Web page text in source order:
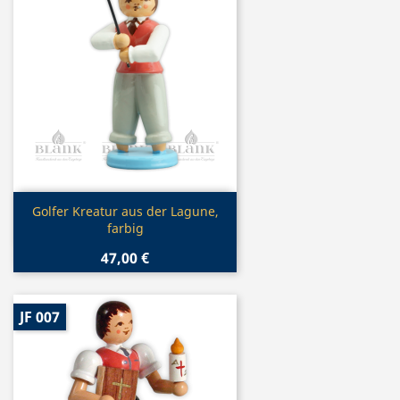
Vorschau
Golfer Kreatur aus der Lagune,
farbig
47,00 €
JF 007